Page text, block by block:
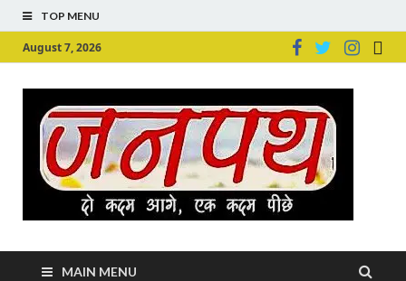
TOP MENU
August 7, 2026
MAIN MENU